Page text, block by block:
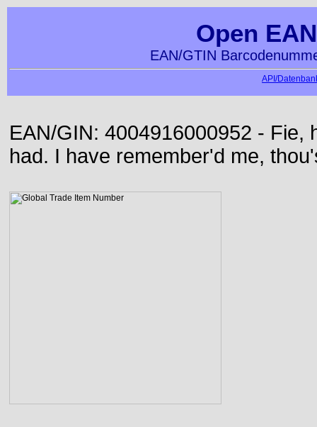
Open
EAN/GTIN
API/
EAN/GIN: 4004916000952 - Fie,
had. I have remember'd me,